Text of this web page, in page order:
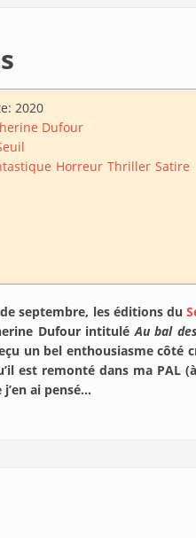
2020
Dufour
Horreur Thriller Satire
septembre, les éditions du
Dufour intituléAu bal
un bel enthousiasme côté
est remonté dans ma PAL
ai pensé…